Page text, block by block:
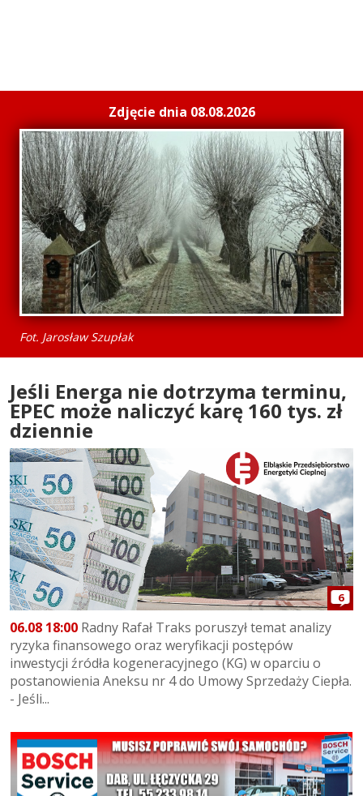
Zdjęcie dnia 08.08.2026
Fot. Jarosław Szupłak
Jeśli Energa nie dotrzyma terminu,
EPEC może naliczyć karę 160 tys. zł
dziennie
6
06.08 18:00 Radny Rafał Traks poruszył temat analizy
ryzyka finansowego oraz weryfikacji postępów
inwestycji źródła kogeneracyjnego (KG) w oparciu o
postanowienia Aneksu nr 4 do Umowy Sprzedaży Ciepła.
- Jeśli...